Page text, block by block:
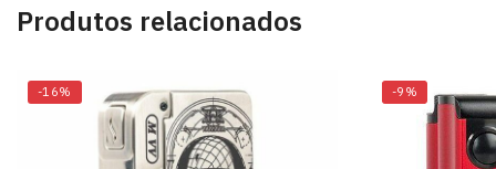
Produtos relacionados
-16% -9%